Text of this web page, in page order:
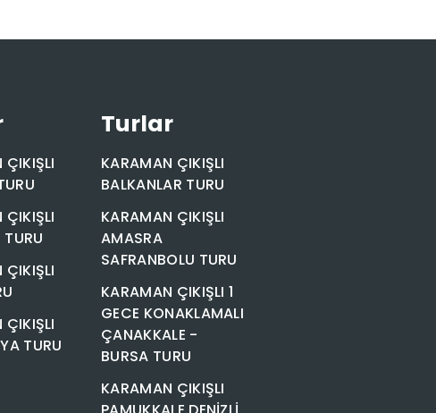
ÇIKIŞLI
ÇIKIŞLI
TURU
ÇIKIŞLI
ÇIKIŞLI
TURU
Turlar
KARAMAN ÇIKIŞLI
BALKANLAR TURU
KARAMAN ÇIKIŞLI
AMASRA
SAFRANBOLU TURU
KARAMAN ÇIKIŞLI 1
GECE KONAKLAMALI
ÇANAKKALE -
BURSA TURU
KARAMAN ÇIKIŞLI